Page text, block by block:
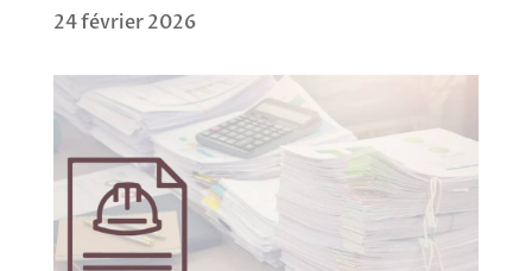
24 février 2026